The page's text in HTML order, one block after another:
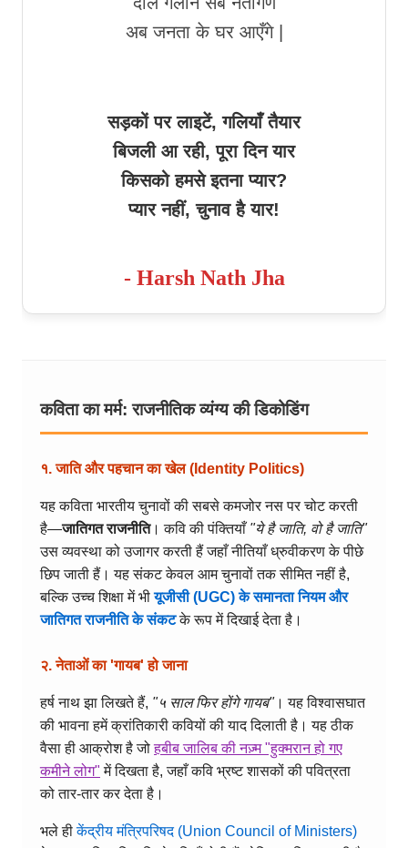
अब जनता के घर आएँगे |
सड़कों पर लाइटें, गलियाँ तैयार
बिजली आ रही, पूरा दिन यार
किसको हमसे इतना प्यार?
प्यार नहीं, चुनाव है यार!
- Harsh Nath Jha
कविता का मर्म: राजनीतिक व्यंग्य की डिकोडिंग
१. जाति और पहचान का खेल (Identity Politics)
यह कविता भारतीय चुनावों की सबसे कमजोर नस पर चोट करती
है—जातिगत राजनीति। कवि की पंक्तियाँ "ये है जाति, वो है जाति"
उस व्यवस्था को उजागर करती हैं जहाँ नीतियाँ ध्रुवीकरण के पीछे
छिप जाती हैं। यह संकट केवल आम चुनावों तक सीमित नहीं है,
बल्कि उच्च शिक्षा में भीयूजीसी (UGC) के समानता नियम और
जातिगत राजनीति के संकटके रूप में दिखाई देता है।
२. नेताओं का 'गायब' हो जाना
हर्ष नाथ झा लिखते हैं, "५ साल फिर होंगे गायब"। यह विश्वासघात
की भावना हमें क्रांतिकारी कवियों की याद दिलाती है। यह ठीक
वैसा ही आक्रोश है जोहबीब जालिब की नज़्म "हुक्मरान हो गए
कमीने लोग" में दिखता है, जहाँ कवि भ्रष्ट शासकों की पवित्रता
को तार-तार कर देता है।
भले हीकेंद्रीय मंत्रिपरिषद (Union Council of Ministers)